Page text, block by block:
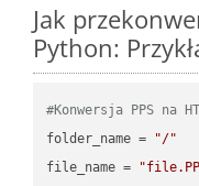
Jak
Python:
#Konwersja PPS na
folder_name =
"/"
file_name =